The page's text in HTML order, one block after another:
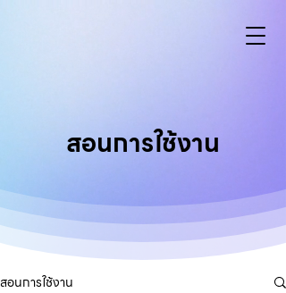
สอนการใช้งาน
สอนการใช้งาน